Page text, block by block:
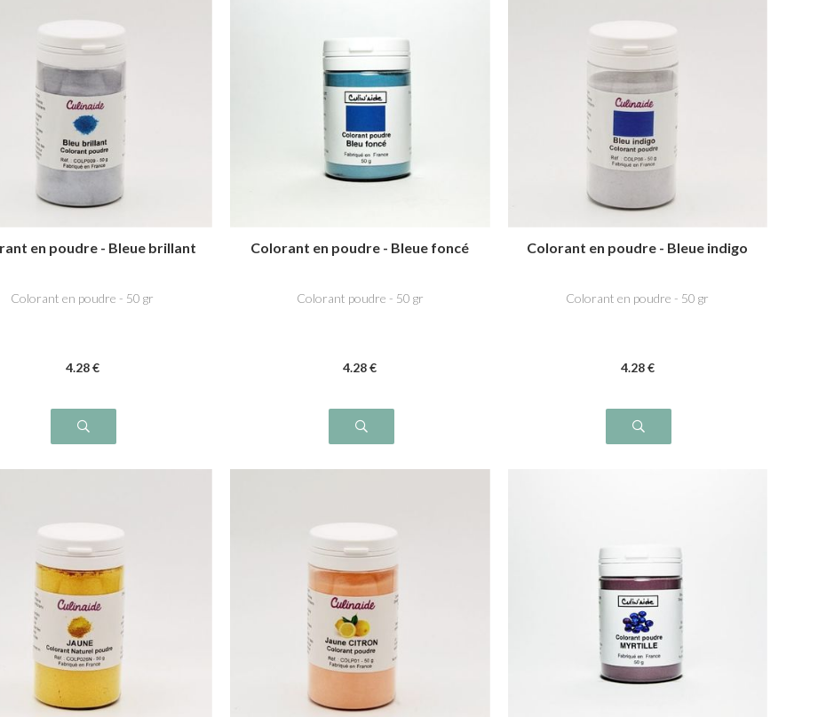
en poudre - Bleue brillant
Colorant en poudre - 50 gr
4.28€
Colorant en poudre - Bleue foncé
Colorant poudre - 50 gr
4.28€
Colorant en poudre - Bleue indigo
Colorant en poudre - 50 gr
4.28€